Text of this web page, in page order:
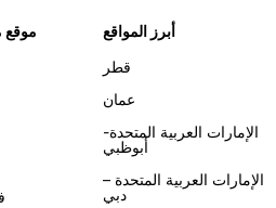
موقع
أبرز المواقع
قطر
عمان
الإمارات العربية المتحدة-
أبوظبي
الإمارات العربية المتحدة –
دبي